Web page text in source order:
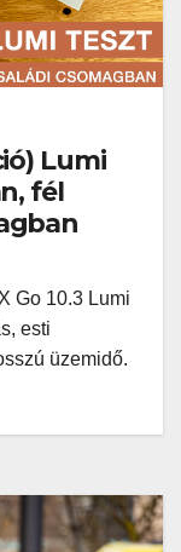
Lumi
fél
Go 10.3 Lumi
esti
üzemidő.